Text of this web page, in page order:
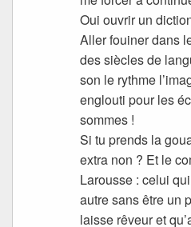
Oui ouvrir un
Aller fouiner dans
des siècles de
son le rythme
englouti pour les
sommes !
Si tu prends la
extra non ? Et le
Larousse : celui
autre sans être un
laisse rêveur et